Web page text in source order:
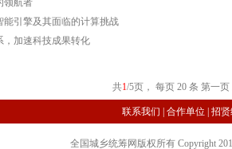
领航者
能引擎及其面临的计算挑战
，加速科技成果转化
共1/5页， 每页 20 条 第一页
联系我们 合作单位 招
全国城乡统筹网版权所有 Copyright